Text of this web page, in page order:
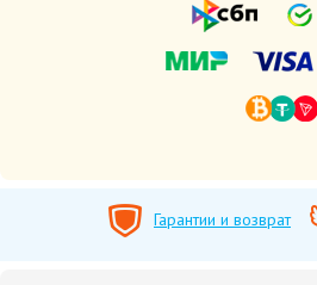
Гарантии и возврат